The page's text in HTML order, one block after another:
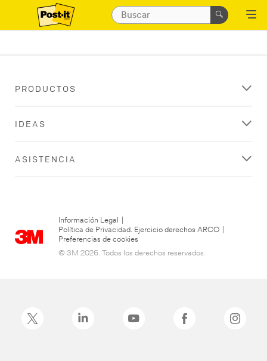
PRODUCTOS
IDEAS
ASISTENCIA
Información Legal
Política de Privacidad. Ejercicio derechos ARCO
Preferencias de cookies
© 3M 2026. Todos los derechos reservados.